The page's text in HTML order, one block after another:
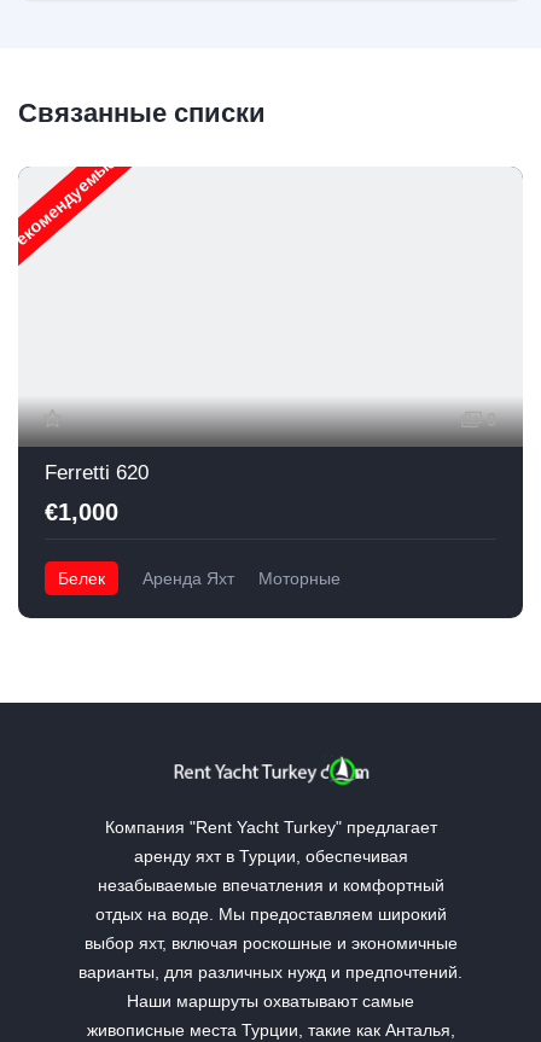
Связанные списки
Рекомендуемые
9
Ferretti 620
€1,000
Белек Аренда Яхт Моторные
Компания "Rent Yacht Turkey" предлагает
аренду яхт в Турции, обеспечивая
незабываемые впечатления и комфортный
отдых на воде. Мы предоставляем широкий
выбор яхт, включая роскошные и экономичные
варианты, для различных нужд и предпочтений.
Наши маршруты охватывают самые
живописные места Турции, такие как Анталья,